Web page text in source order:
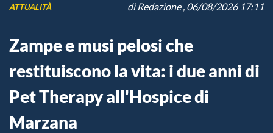
ATTUALITÀ diRedazione, 06/08/2026 17:11
Zampe e musi pelosi che
restituiscono la vita: i due anni di
Pet Therapy all'Hospice di
Marzana